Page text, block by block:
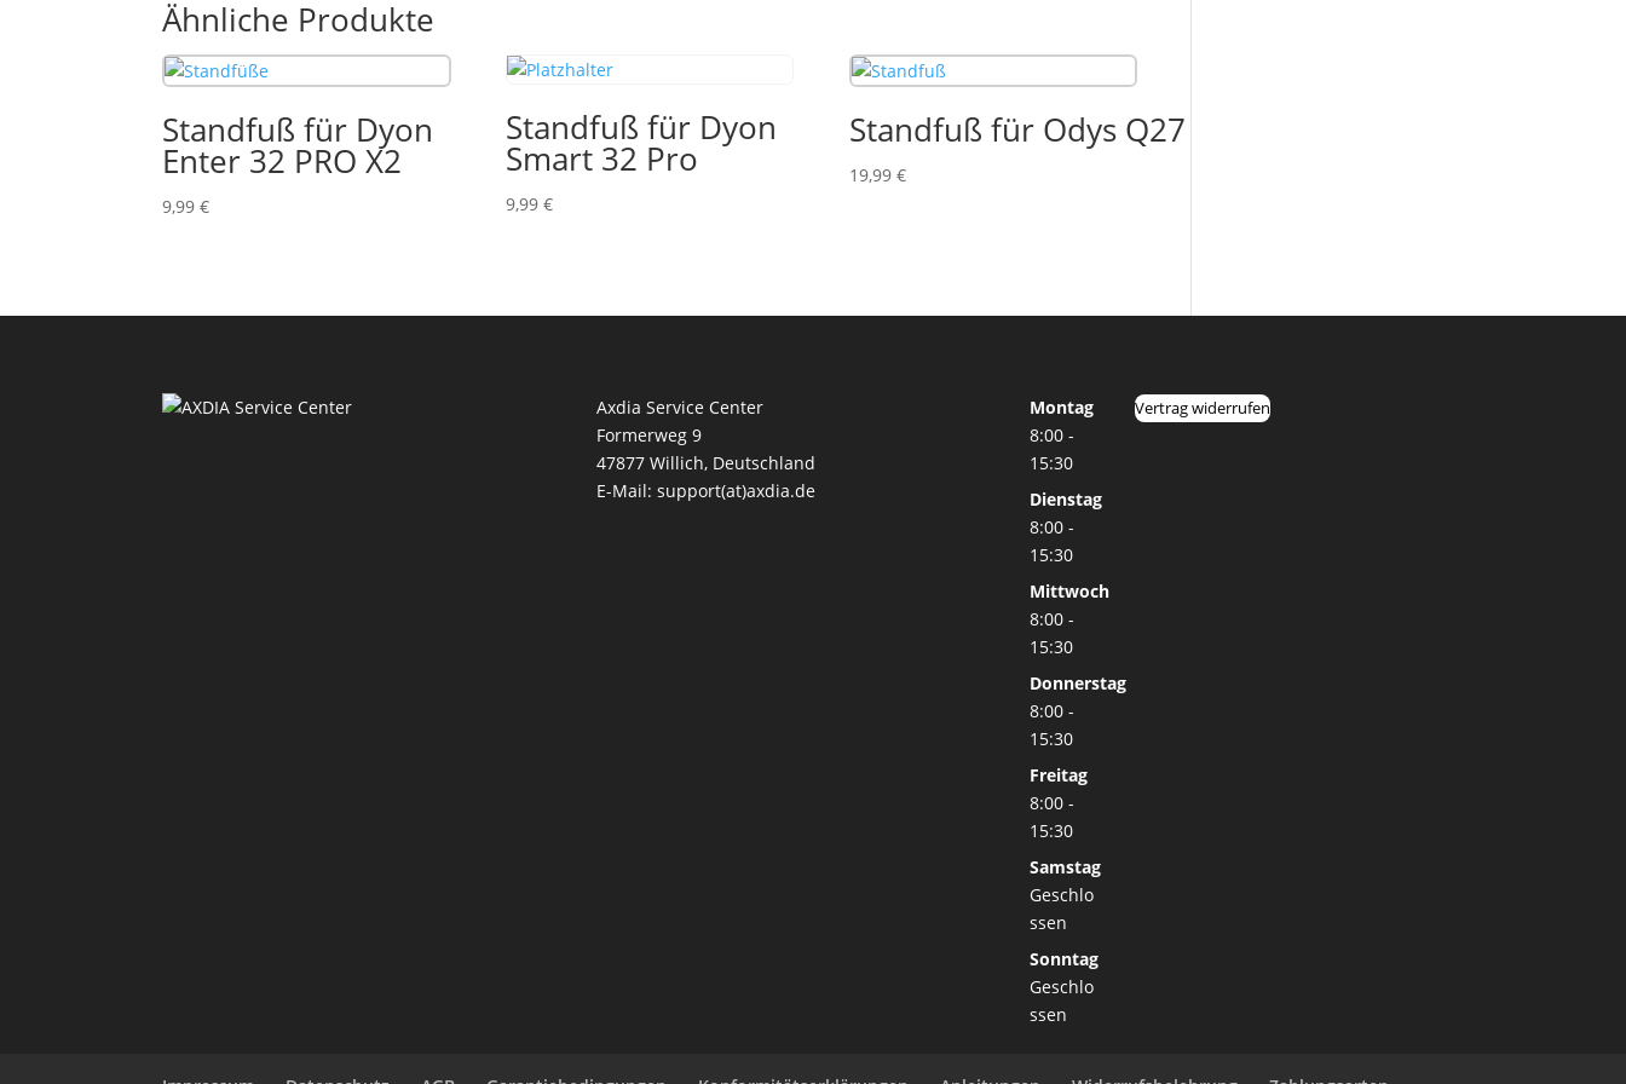
Ähnliche Produkte
Standfuß für Dyon
Enter 32 PRO X2
9,99€
Standfuß für Dyon
Smart 32 Pro
9,99 €
Standfuß für Odys Q27
19,99 €
Axdia Service Center
Formerweg 9
47877 Willich, Deutschland
E-Mail: support(at)axdia.de
Montag
8:00 -
15:30
Dienstag
8:00 -
15:30
Mittwoch
8:00 -
15:30
Donnerstag
8:00 -
15:30
Freitag
8:00 -
15:30
Samstag
Geschlo
ssen
Sonntag
Geschlo
ssen
Vertrag widerrufen